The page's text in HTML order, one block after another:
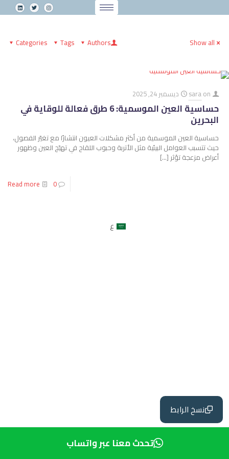
نسخ الرابط
تحدث معنا عبر واتساب
Categories Tags Authors Show all
saraon ديسمبر 24, 2025
حساسية العين الموسمية: 6 طرق فعالة للوقاية في
البحرين
حساسية العين الموسمية من أكثر مشكلات العيون انتشارًا مع تغيّر الفصول،
حيث تتسبب العوامل البيئية مثل الأتربة وحبوب اللقاح في تهيّج العين وظهور
أعراض مزعجة تؤثر […]
0
Read more
ع